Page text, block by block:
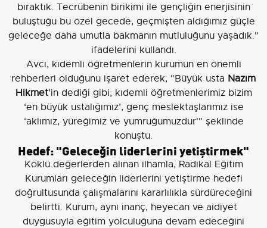
bıraktık. Tecrübenin birikimi ile gençliğin enerjisinin
buluştuğu bu özel gecede, geçmişten aldığımız güçle
geleceğe daha umutla bakmanın mutluluğunu yaşadık."
ifadelerini kullandı.
Avcı, kıdemli öğretmenlerin kurumun en önemli
rehberleri olduğunu işaret ederek, "Büyük usta Nazım
Hikmet’in dediği gibi; kıdemli öğretmenlerimiz bizim
‘en büyük ustalığımız’, genç meslektaşlarımız ise
‘aklımız, yüreğimiz ve yumruğumuzdur'" şeklinde
konuştu.
Hedef: "Geleceğin liderlerini yetiştirmek"
Köklü değerlerden alınan ilhamla, Radikal Eğitim
Kurumları geleceğin liderlerini yetiştirme hedefi
doğrultusunda çalışmalarını kararlılıkla sürdüreceğini
belirtti. Kurum, aynı inanç, heyecan ve aidiyet
duygusuyla eğitim yolculuğuna devam edeceğini